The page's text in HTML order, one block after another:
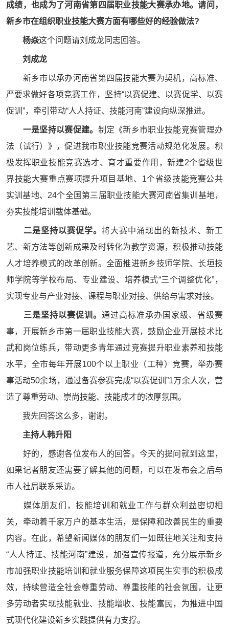
成绩，也成为了河南省第四届职业技能大赛承办地。请问，
新乡市在组织职业技能大赛方面有哪些好的经验做法?
杨焱这个问题请刘成龙同志回答。
刘 成龙
新乡市以承办河南省第四届技能大赛为契机，高标准、
严要求做好各项竞赛工作，坚持“以赛促建、以赛促学、以赛
促训”，牵引带动“人人持证、技能河南”建设向纵深推进。
一是坚持以赛促建。 制定《新乡市职业技能竞赛管理办
法（试行）》，促进我市职业技能竞赛活动规范化发展。积
极发挥职业技能竞赛选才、育才重要作用，新建2个省级世
界技能大赛重点赛项提升项目基地、1个省级技能竞赛公共
实训基地、24个全国第三届职业技能大赛河南省集训基地，
夯实技能培训载体基础。
二是坚持以赛促学。 将大赛中涌现出的新技术、新工
艺、新方法等创新成果及时转化为教学资源，积极推动技能
人才培养模式的改革创新。全面推进新乡技师学院、长垣技
师学院等学校布局、专业建设、培养模式“三个调整优化”，
实现专业与产业对接、课程与职业对接、供给与需求对接。
三是坚持以赛促训。 通过高标准承办国家级、省级赛
事，开展新乡市第一届职业技能大赛，鼓励企业开展技术比
武和岗位练兵，带动更多青年通过竞赛提升职业素养和技能
水平，全市每年开展100个以上职业（工种）竞赛，举办赛
事活动50余场，通过备赛参赛完成“以赛促训”1万余人次，营
造了尊重劳动、崇尚技能、技能成才的浓厚氛围。
我先回答这么多，谢谢。
主持人韩升阳
好的，感谢各位发布人的回答。今天的提问就到这里，
如果记者朋友还需要了解其他的问题，可以在发布会之后与
市人社局联系采访。
媒体朋友们，技能培训和就业工作与群众利益密切相
关，牵动着千家万户的基本生活，是保障和改善民生的重要
内容。在此，希望新闻媒体的朋友们一如既往地关注和支持
“人人持证、技能河南”建设，加强宣传报道，充分展示新乡
市加强职业技能培训和就业服务保障这项民生实事的积极成
效，持续营造全社会尊重劳动、尊重技能的社会氛围，让更
多劳动者实现技能就业、技能增收、技能富民，为推进中国
式现代化建设新乡实践提供有力支撑。